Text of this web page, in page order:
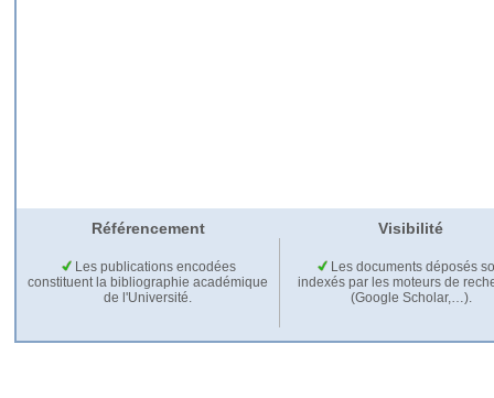
Référencement Visibilité
Les publications encodées
constituent la bibliographie académique
de l'Université.
Les documents déposés
indexés par les moteurs de
(Google Scholar,…).